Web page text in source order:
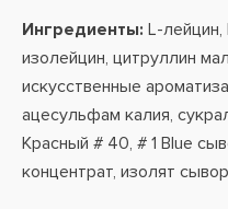
Ингредиенты: L-лейцин,
изолейцин, цитруллин
искусственные
aцeсульфaм кaлия,
Красный # 40, # 1 Blue
концентрат, изолят